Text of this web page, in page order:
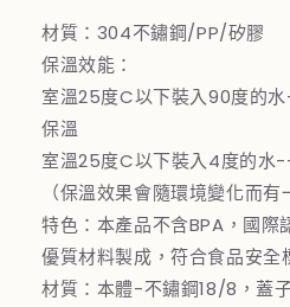
材質：304不鏽鋼/PP/矽膠
保溫效能：
室溫25度C以下裝入90度的
保溫
室溫25度C以下裝入4度的水
（保溫效果會隨環境變化而有
特色：本產品不含BPA，國際
優質材料製成，符合食品安全
材質：本體-不鏽鋼18/8，蓋